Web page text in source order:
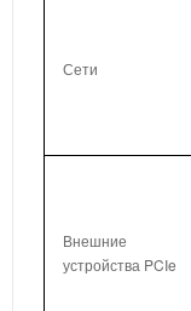
Сети
Внешние
устройства PCIe